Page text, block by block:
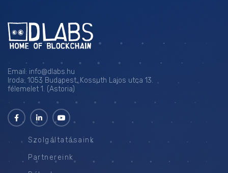
Email: info@dlabs.hu
Iroda: 1053 Budapest, Kossuth Lajos utca 13.
félemelet 1. (Astoria)
Szolgáltatásaink
Partnereink